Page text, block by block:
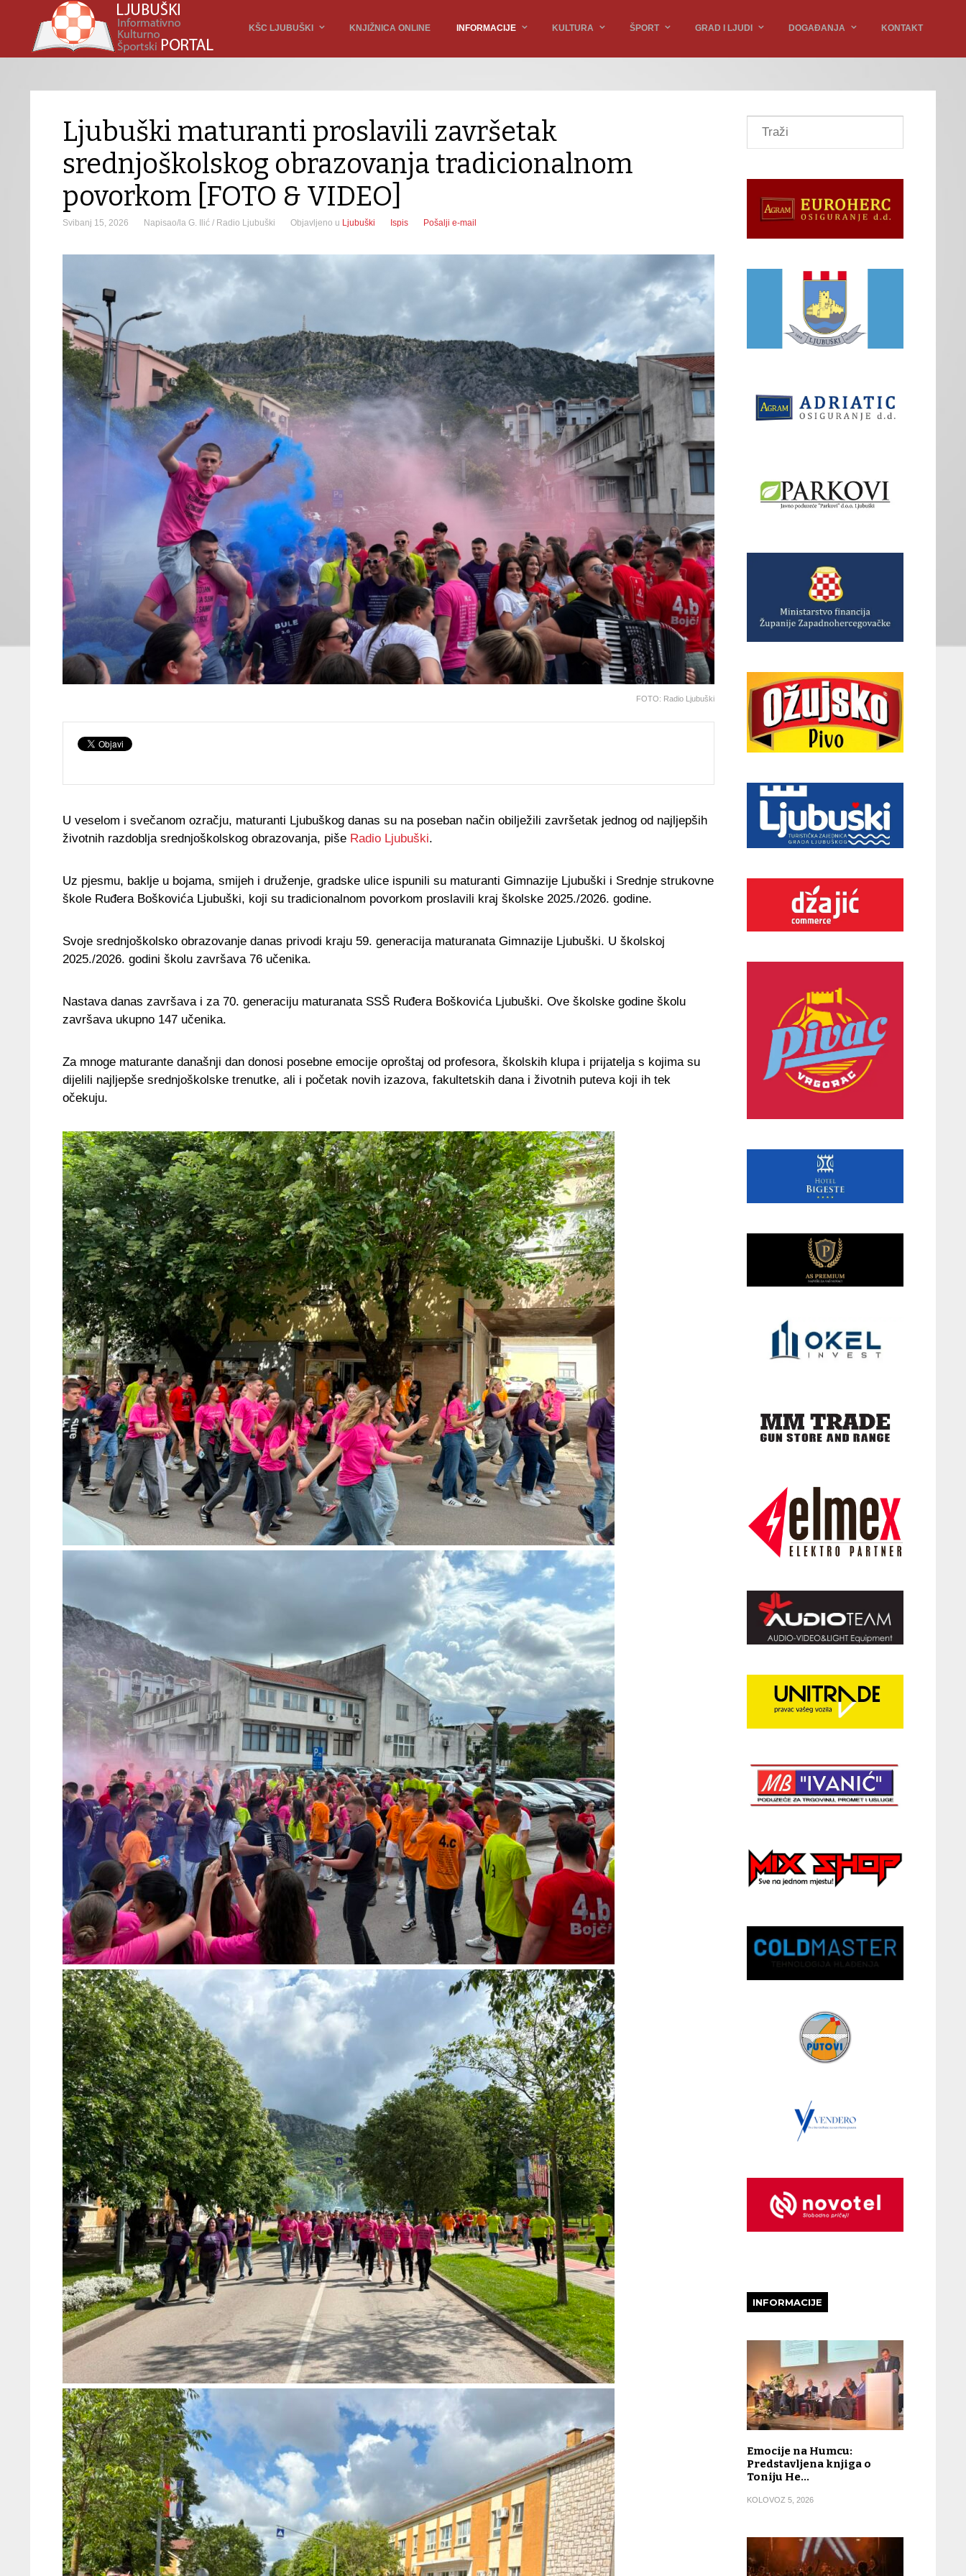
KŠC LJUBUŠKI KNJIŽNICA ONLINE INFORMACIJE KULTURA ŠPORT GRAD I LJUDI DOGAĐANJA KONTAKT
Ljubuški maturanti proslavili završetak
srednjoškolskog obrazovanja tradicionalnom
povorkom [FOTO & VIDEO]
Svibanj 15, 2026 Napisao/la G. Ilić / Radio Ljubuški Objavljeno u Ljubuški Ispis Pošalji e-mail
FOTO: Radio Ljubuški
U veselom i svečanom ozračju, maturanti Ljubuškog danas su na poseban način obilježili završetak jednog od najljepših
životnih razdoblja srednjoškolskog obrazovanja, piše Radio Ljubuški.
Uz pjesmu, baklje u bojama, smijeh i druženje, gradske ulice ispunili su maturanti Gimnazije Ljubuški i Srednje strukovne
škole Ruđera Boškovića Ljubuški, koji su tradicionalnom povorkom proslavili kraj školske 2025./2026. godine.
Svoje srednjoškolsko obrazovanje danas privodi kraju 59. generacija maturanata Gimnazije Ljubuški. U školskoj
2025./2026. godini školu završava 76 učenika.
Nastava danas završava i za 70. generaciju maturanata SSŠ Ruđera Boškovića Ljubuški. Ove školske godine školu
završava ukupno 147 učenika.
Za mnoge maturante današnji dan donosi posebne emocije oproštaj od profesora, školskih klupa i prijatelja s kojima su
dijelili najljepše srednjoškolske trenutke, ali i početak novih izazova, fakultetskih dana i životnih puteva koji ih tek
očekuju.
INFORMACIJE
Emocije na Humcu:
Predstavljena knjiga o
Toniju He…
KOLOVOZ 5, 2026